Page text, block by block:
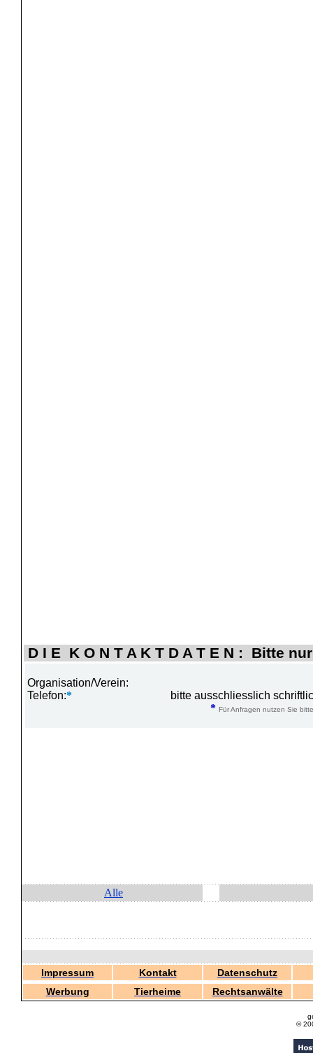
D I E K O N T A K T D A T E N : Bitte
Organisation/Verein:
Telefon:*
bitte ausschliesslich
* Für Anfragen nutzen Sie
Alle
Impressum Kontakt
Datenschutz
Werbung
Tierheime Rechtsanwälte
©